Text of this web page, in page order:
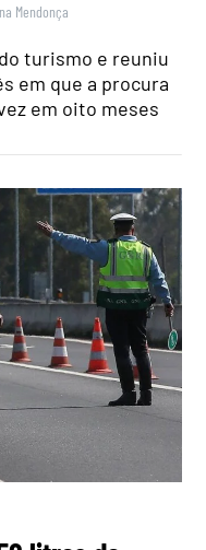
Mendonça
turismo e reuniu
em que a procura
em oito meses